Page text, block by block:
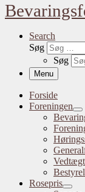
Search
Søg
Søg
Menu
Forside
Foreningen
Rosepris